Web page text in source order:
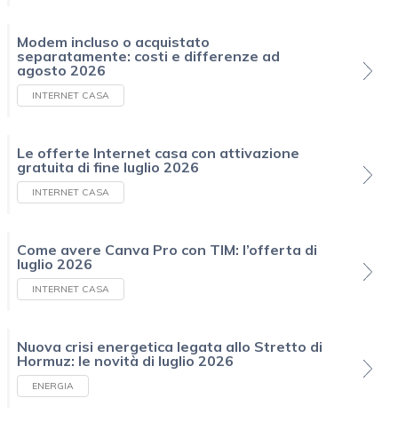
Modem incluso o acquistato
separatamente: costi e differenze ad
agosto 2026
INTERNET CASA
Le offerte Internet casa con attivazione
gratuita di fine luglio 2026
INTERNET CASA
Come avere Canva Pro con TIM: l’offerta di
luglio 2026
INTERNET CASA
Nuova crisi energetica legata allo Stretto di
Hormuz: le novità di luglio 2026
ENERGIA